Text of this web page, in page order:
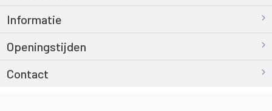
Informatie
Openingstijden
Contact